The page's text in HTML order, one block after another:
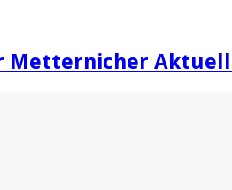
Metternicher